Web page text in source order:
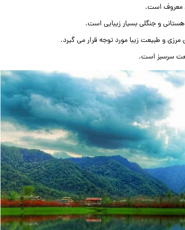
معروف است.
و جنگلی بسیار زیبایی است.
و طبیعت زیبا مورد توجه قرار می گیرد.
سرسبز است.